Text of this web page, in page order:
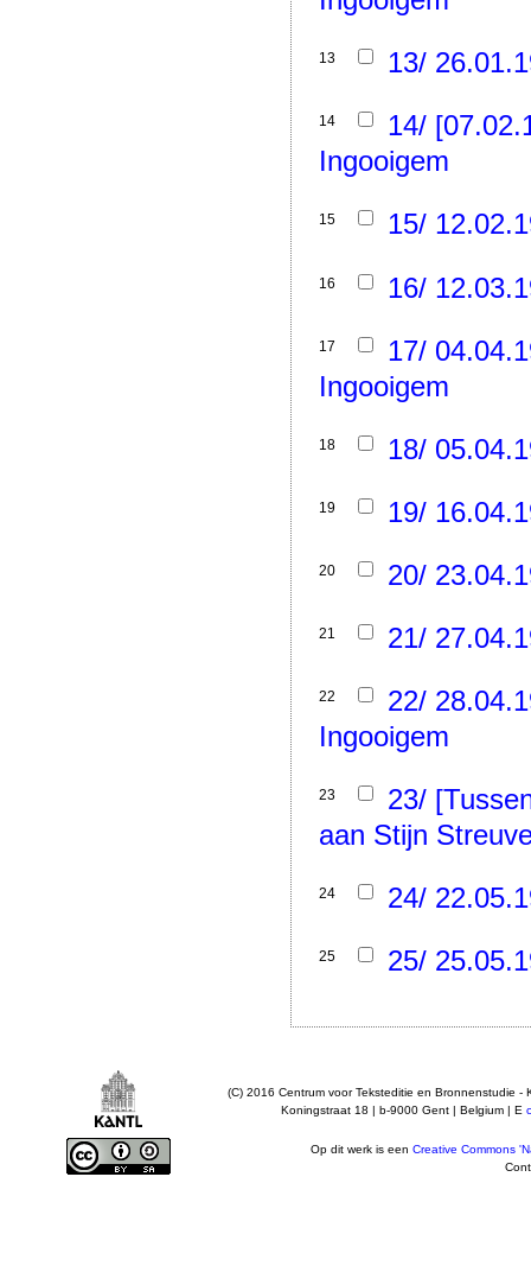
13 13/
14
14/
Ingooigem
15 15/
16 16/
17
17/
Ingooigem
18 18/
19 19/
20 20/
21 21/
22
22/
Ingooigem
23
23/
aan Stijn
24 24/
25 25/
(C) 2016 Centrum voor Teksteditie en Bronnenstudie
Koningstraat 18 | b-9000 Gent | Belgium | E
Op dit werk is een Creative Commons